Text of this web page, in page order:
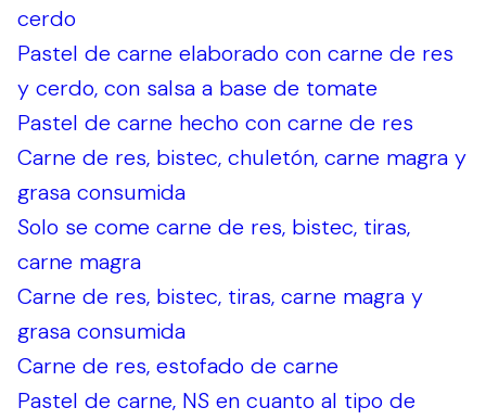
cerdo
Pastel de carne elaborado con carne de res
y cerdo, con salsa a base de tomate
Pastel de carne hecho con carne de res
Carne de res, bistec, chuletón, carne magra y
grasa consumida
Solo se come carne de res, bistec, tiras,
carne magra
Carne de res, bistec, tiras, carne magra y
grasa consumida
Carne de res, estofado de carne
Pastel de carne, NS en cuanto al tipo de